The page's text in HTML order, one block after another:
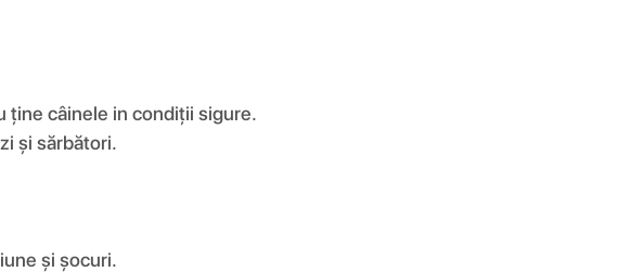
ține câinele in condiții sigure.
și sărbători.
și șocuri.